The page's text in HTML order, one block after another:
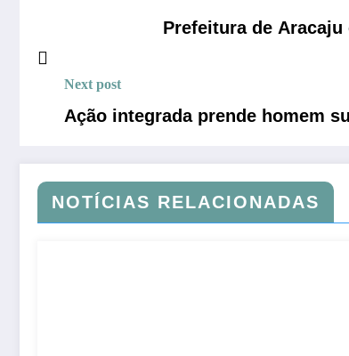
Prefeitura de
Next post
Ação integrada prende homem
NOTÍCIAS RELACIONADAS